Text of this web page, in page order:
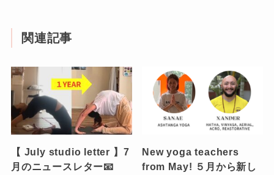
関連記事
【 July studio letter 】7
月のニュースレター📧
New yoga teachers
from May! ５月から新し